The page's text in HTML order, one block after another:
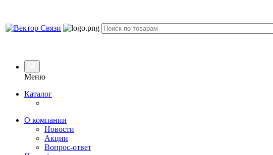
Меню
Каталог
О компании
Новости
Акции
Вопрос-ответ